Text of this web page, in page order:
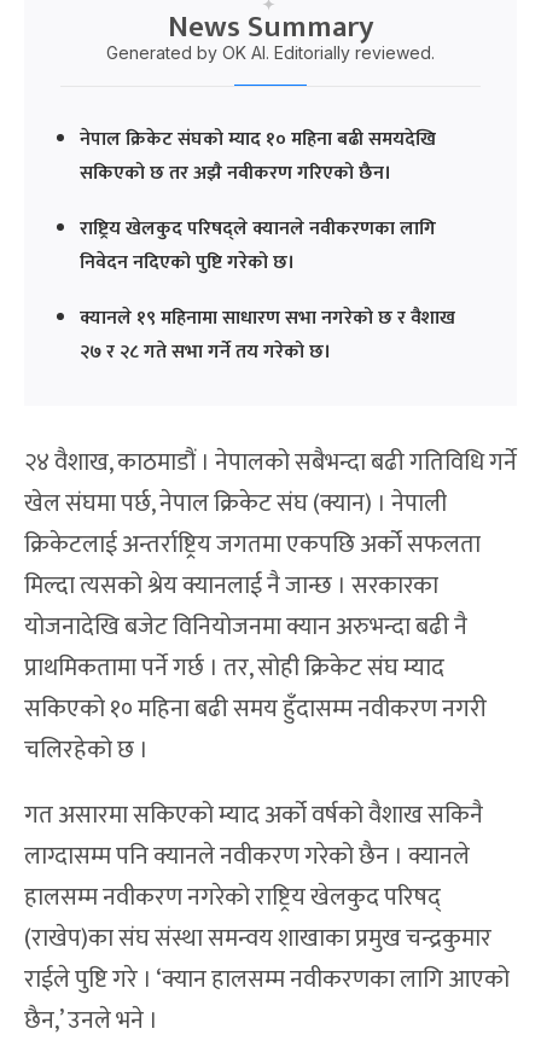
News Summary
Generated by OK AI. Editorially reviewed.
नेपाल क्रिकेट संघको म्याद १० महिना बढी समयदेखि
सकिएको छ तर अझै नवीकरण गरिएको छैन।
राष्ट्रिय खेलकुद परिषद्ले क्यानले नवीकरणका लागि
निवेदन नदिएको पुष्टि गरेको छ।
क्यानले १९ महिनामा साधारण सभा नगरेको छ र वैशाख
२७ र २८ गते सभा गर्ने तय गरेको छ।
२४ वैशाख, काठमाडौं । नेपालको सबैभन्दा बढी गतिविधि गर्ने
खेल संघमा पर्छ, नेपाल क्रिकेट संघ (क्यान) । नेपाली
क्रिकेटलाई अन्तर्राष्ट्रिय जगतमा एकपछि अर्को सफलता
मिल्दा त्यसको श्रेय क्यानलाई नै जान्छ । सरकारका
योजनादेखि बजेट विनियोजनमा क्यान अरुभन्दा बढी नै
प्राथमिकतामा पर्ने गर्छ । तर, सोही क्रिकेट संघ म्याद
सकिएको १० महिना बढी समय हुँदासम्म नवीकरण नगरी
चलिरहेको छ ।
गत असारमा सकिएको म्याद अर्को वर्षको वैशाख सकिनै
लाग्दासम्म पनि क्यानले नवीकरण गरेको छैन । क्यानले
हालसम्म नवीकरण नगरेको राष्ट्रिय खेलकुद परिषद्
(राखेप)का संघ संस्था समन्वय शाखाका प्रमुख चन्द्रकुमार
राईले पुष्टि गरे । ‘क्यान हालसम्म नवीकरणका लागि आएको
छैन,’ उनले भने ।